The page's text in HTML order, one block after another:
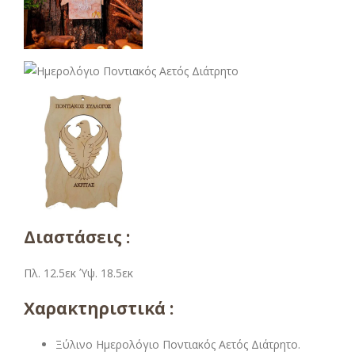
Διαστάσεις :
Πλ. 12.5εκ Ύψ. 18.5εκ
Χαρακτηριστικά :
Ξύλινο Ημερολόγιο Ποντιακός Αετός Διάτρητο.